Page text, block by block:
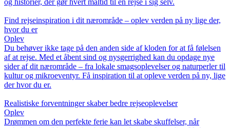
og historier, der gør hvert måltid til en rejse i sig selv.
Find rejseinspiration i dit nærområde – oplev verden på ny lige der,
hvor du er
Oplev
Du behøver ikke tage på den anden side af kloden for at få følelsen
af at rejse. Med et åbent sind og nysgerrighed kan du opdage nye
sider af dit nærområde – fra lokale smagsoplevelser og naturperler til
kultur og mikroeventyr. Få inspiration til at opleve verden på ny, lige
der hvor du er.
Realistiske forventninger skaber bedre rejseoplevelser
Oplev
Drømmen om den perfekte ferie kan let skabe skuffelser, når